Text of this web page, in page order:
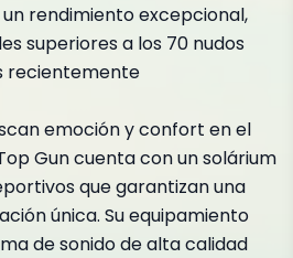
rendimiento excepcional,
superiores a los 70 nudos
recientemente
emoción y confort en el
Gun cuenta con un solárium
que garantizan una
única. Su equipamiento
de sonido de alta calidad